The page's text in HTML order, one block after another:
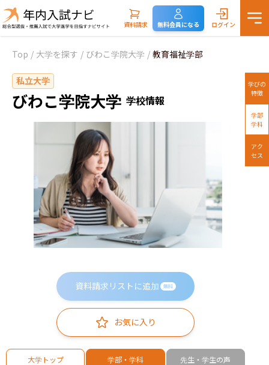
資料請求 無料会員になる ログイン
Top / 大学を探す / びわこ学院大学 / 教育福祉学部
私立大学
びわこ学院大学 学校情報
資料請求リストに追加 無料
お気に入り
大学トップ 学部・学科 先生・学生の声
学びの
特徴
学部
学科
アク
セス